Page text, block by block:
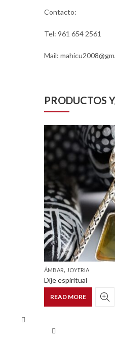
Contacto:
Tel: 961 654 2561
Mail:
PRODUCTOS
ÁMBAR, JOYERIA
Dije espiritual
READ MORE